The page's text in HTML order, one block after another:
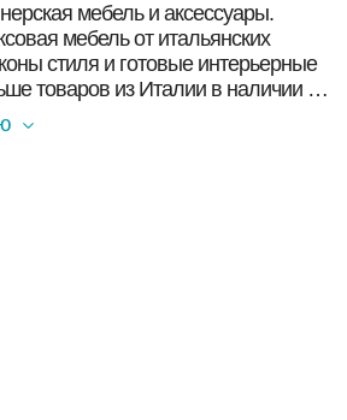
мебель и аксессуары.
мебель от итальянских
стиля и готовые интерьерные
товаров из Италии в наличии в
нашем магазине. Смотрите ниже!
/ ручная работа, металл хром,
см
/ Арт -деко